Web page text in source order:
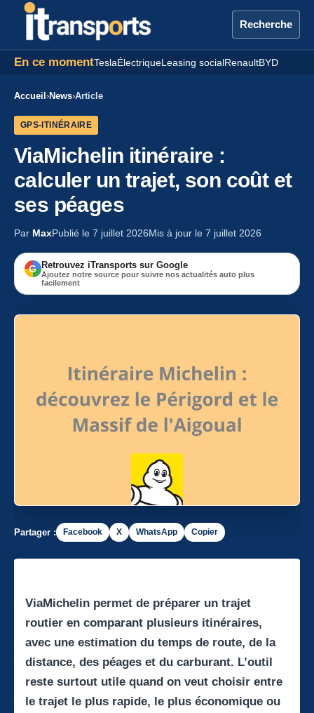
Recherche
En ce momentTeslaÉlectriqueLeasing socialRenaultBYD
Accueil ›News›Article
GPS-ITINÉRAIRE
ViaMichelin itinéraire :
calculer un trajet, son coût et
ses péages
Par MaxPublié le 7 juillet 2026Mis à jour le 7 juillet 2026
G Retrouvez iTransports sur Google
Ajoutez notre source pour suivre nos actualités auto plus
facilement
Partager : Facebook X WhatsApp Copier
ViaMichelin permet de préparer un trajet
routier en comparant plusieurs itinéraires,
avec une estimation du temps de route, de la
distance, des péages et du carburant. L’outil
reste surtout utile quand on veut choisir entre
le trajet le plus rapide, le plus économique ou